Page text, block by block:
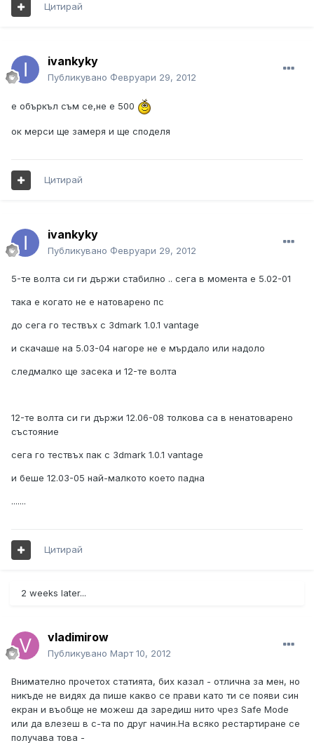
Цитирай
ivankyky
Публикувано Февруари 29, 2012
е объркъл съм се,не е 500
ок мерси ще замеря и ще споделя
Цитирай
ivankyky
Публикувано Февруари 29, 2012
5-те волта си ги държи стабилно .. сега в момента е 5.02-01
така е когато не е натоварено пс
до сега го тествъх с 3dmark 1.0.1 vantage
и скачаше на 5.03-04 нагоре не е мърдало или надоло
следмалко ще засека и 12-те волта
12-те волта си ги държи 12.06-08 толкова са в ненатоварено
състояние
сега го тествъх пак с 3dmark 1.0.1 vantage
и беше 12.03-05 най-малкото което падна
.......
Цитирай
2 weeks later...
vladimirow
Публикувано Март 10, 2012
Внимателно прочетох статията, бих казал - отлична за мен, но
никъде не видях да пише какво се прави като ти се появи син
екран и въобще не можеш да заредиш нито чрез Safe Mode
или да влезеш в с-та по друг начин.На всяко рестартиране се
получава това -